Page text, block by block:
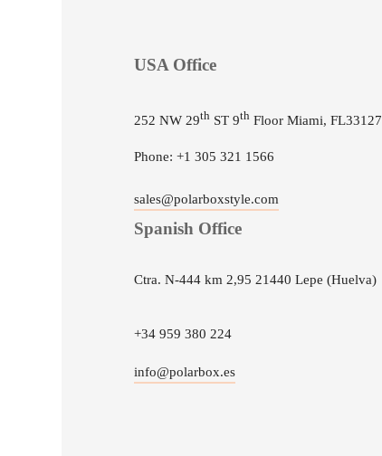
USA Office
252 NW 29th ST 9th Floor Miami, FL33127
Phone: +1 305 321 1566
sales@polarboxstyle.com
Spanish Office
Ctra. N-444 km 2,95 21440 Lepe (Huelva)
+34 959 380 224
info@polarbox.es